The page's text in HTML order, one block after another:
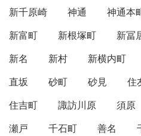
新千原崎
神通 神通本
新富町
新根塚町 新冨
新名
新村 新横内町
直坂
砂町 砂見 住
住吉町
諏訪川原 須原
瀬戸
千石町 善名